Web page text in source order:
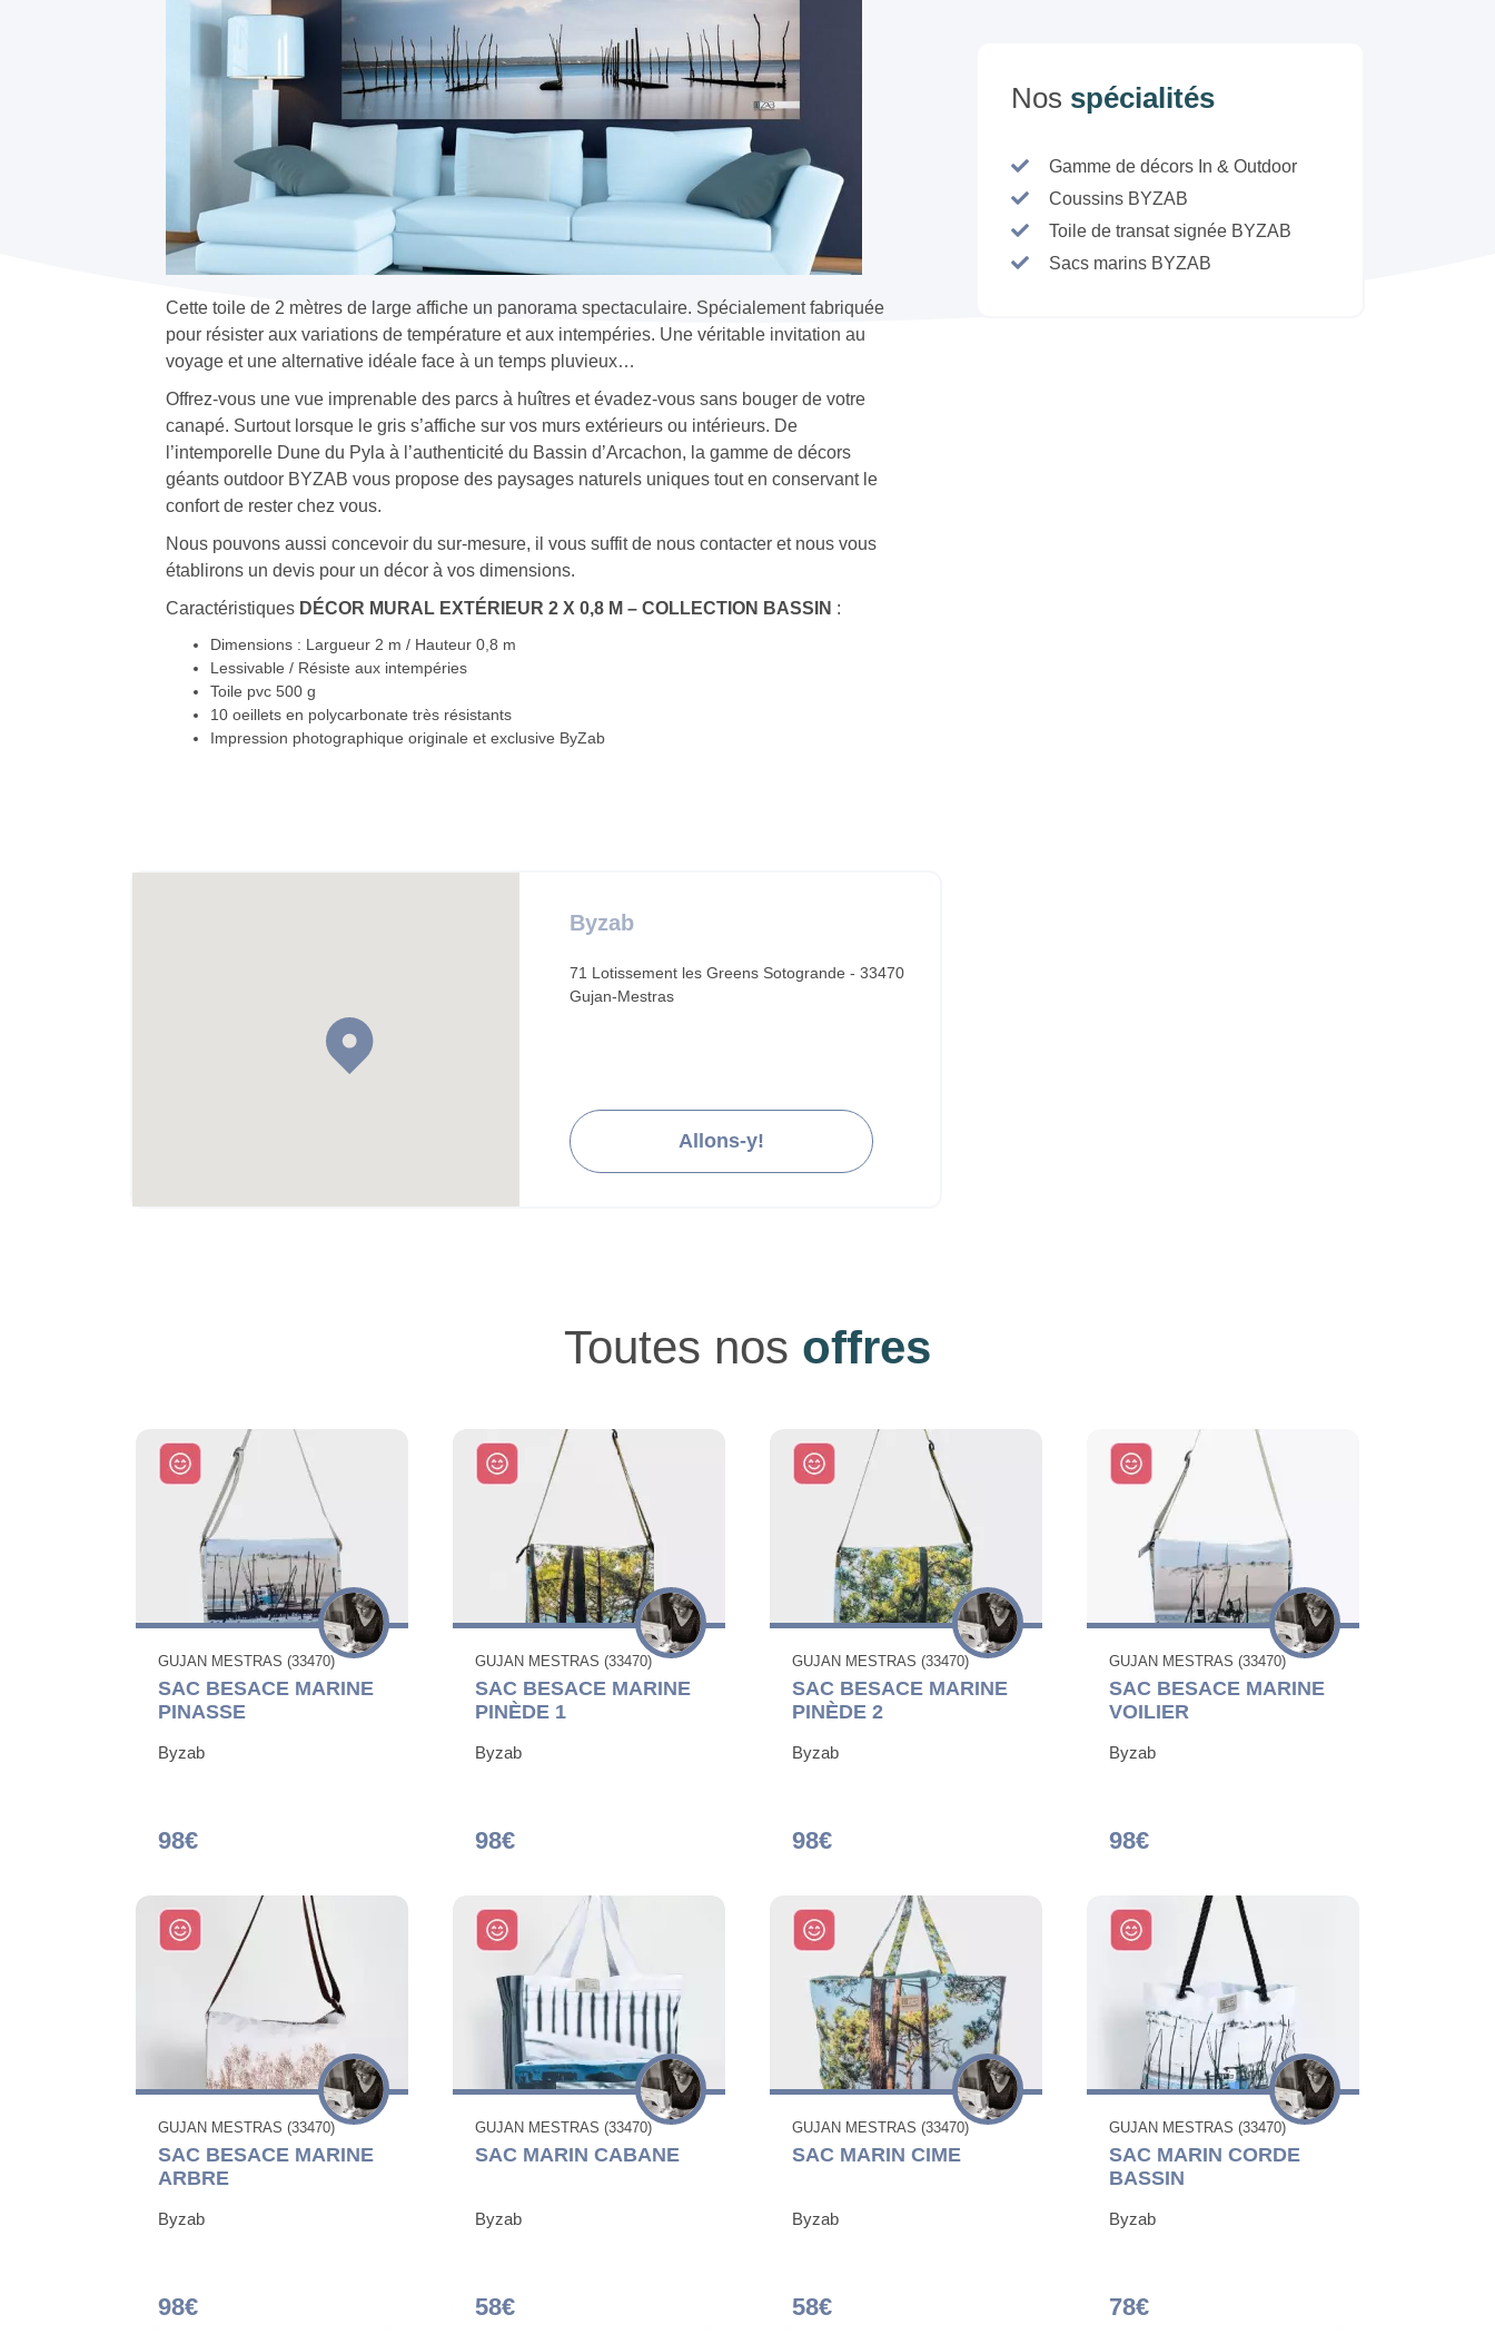
Cette toile de 2 mètres de large affiche un panorama spectaculaire. Spécialement fabriquée
pour résister aux variations de température et aux intempéries. Une véritable invitation au
voyage et une alternative idéale face à un temps pluvieux…
Offrez-vous une vue imprenable des parcs à huîtres et évadez-vous sans bouger de votre
canapé. Surtout lorsque le gris s’affiche sur vos murs extérieurs ou intérieurs. De
l’intemporelle Dune du Pyla à l’authenticité du Bassin d’Arcachon, la gamme de décors
géants outdoor BYZAB vous propose des paysages naturels uniques tout en conservant le
confort de rester chez vous.
Nous pouvons aussi concevoir du sur-mesure, il vous suffit de nous contacter et nous vous
établirons un devis pour un décor à vos dimensions.
Caractéristiques DÉCOR MURAL EXTÉRIEUR 2 X 0,8 M – COLLECTION BASSIN :
Dimensions : Largueur 2 m / Hauteur 0,8 m
Lessivable / Résiste aux intempéries
Toile pvc 500 g
10 oeillets en polycarbonate très résistants
Impression photographique originale et exclusive ByZab
Byzab
71 Lotissement les Greens Sotogrande - 33470
Gujan-Mestras
Allons-y!
Nos spécialités
Gamme de décors In & Outdoor
Coussins BYZAB
Toile de transat signée BYZAB
Sacs marins BYZAB
Toutes nos offres
GUJAN MESTRAS (33470)
SAC BESACE MARINE
PINASSE
Byzab
98€
GUJAN MESTRAS (33470)
SAC BESACE MARINE
PINÈDE 1
Byzab
98€
GUJAN MESTRAS (33470)
SAC BESACE MARINE
PINÈDE 2
Byzab
98€
GUJAN MESTRAS (33470)
SAC BESACE MARINE
VOILIER
Byzab
98€
GUJAN MESTRAS (33470)
SAC BESACE MARINE
ARBRE
Byzab
98€
GUJAN MESTRAS (33470)
SAC MARIN CABANE
Byzab
58€
GUJAN MESTRAS (33470)
SAC MARIN CIME
Byzab
58€
GUJAN MESTRAS (33470)
SAC MARIN CORDE
BASSIN
Byzab
78€